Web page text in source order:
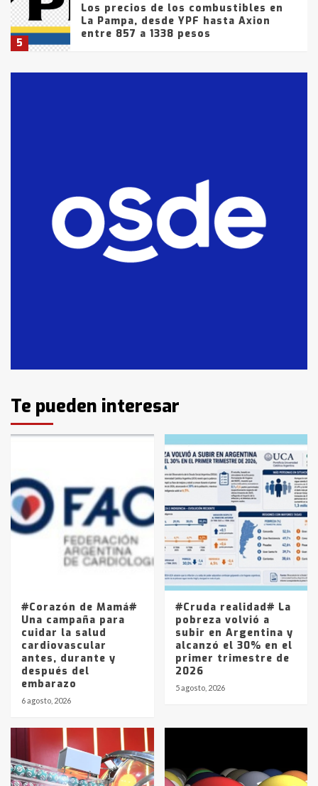
5
Los precios de los combustibles en
La Pampa, desde YPF hasta Axion
entre 857 a 1338 pesos
fueron detenidos por
comercialización de drogas en la
tarde del sábado
T.Lauquen: se vendió el edificio de
lo que fue la planta Industrial del
3
Identidad de los adolescentes
pampeanos que fueron
en la mañana del lunes
4
Accidente en Ruta 5: falleció un
joven de Trenque Lauquen
Los precios de los combustibles en
La Pampa, desde YPF hasta Axion
entre 857 a 1338 pesos
Te pueden interesar
#Corazón de Mamá#
Una campaña para
cuidar la salud
cardiovascular
antes, durante y
después del
embarazo
6 agosto, 2026
#Cruda realidad# La
pobreza volvió a
subir en Argentina y
alcanzó el 30% en el
primer trimestre de
2026
5 agosto, 2026